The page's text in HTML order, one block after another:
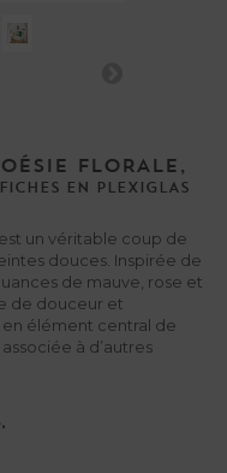
FLORALE,
EN PLEXIGLAS
est un véritable coup de
douces. Inspirée de
de mauve, rose et
de douceur et
en élément central de
à d’autres